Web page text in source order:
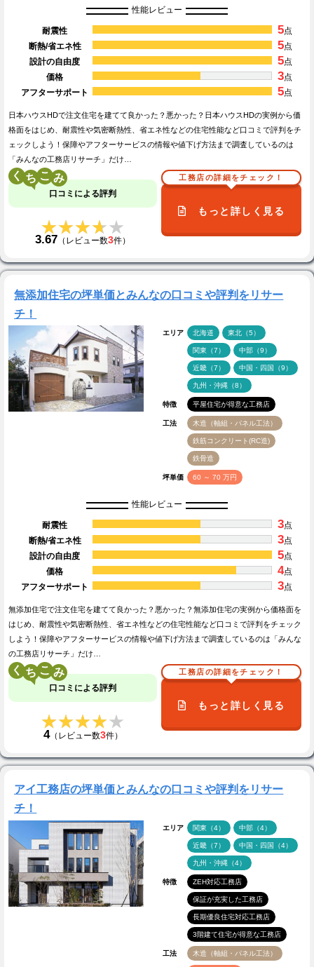
性能レビュー
耐震性 5点
断熱/省エネ性
5点
設計の自由度
5点
価格
3点
アフターサポート
5点
日本ハウスHDで注文住宅を建てて良かった？悪かった？日本ハウスHDの実例から価
格面をはじめ、耐震性や気密断熱性、省エネ性などの住宅性能など口コミで評判をチ
ェックしよう！保障やアフターサービスの情報や値下げ方法まで調査しているのは
「みんなの工務店リサーチ」だけ…
く こ
口コミによる評判
★★★★★
★★★★★
3.67 （レビュー数3件）
工務店の詳細をチェック！
もっと詳しく見る
無添加住宅の坪単価とみんなの口コミや評判をリサー
チ！
エリア 北海道 東北（5）
関東（7） 中部（9）
近畿（7） 中国・四国（9）
九州・沖縄（8）
特徴 平屋住宅が得意な工務店
工法 木造（軸組・パネル工法）
鉄筋コンクリート(RC造)
鉄骨造
坪単価 60 ～ 70 万円
性能レビュー
耐震性 3点
断熱/省エネ性
3点
設計の自由度
5点
価格
4点
アフターサポート
3点
無添加住宅で注文住宅を建てて良かった？悪かった？無添加住宅の実例から価格面を
はじめ、耐震性や気密断熱性、省エネ性などの住宅性能など口コミで評判をチェック
しよう！保障やアフターサービスの情報や値下げ方法まで調査しているのは「みんな
の工務店リサーチ」だけ…
く こ
口コミによる評判
★★★★★
★★★★★
4（レビュー数3件）
工務店の詳細をチェック！
もっと詳しく見る
アイ工務店の坪単価とみんなの口コミや評判をリサー
チ！
エリア 関東（4） 中部（4）
近畿（7） 中国・四国（4）
九州・沖縄（4）
特徴 ZEH対応工務店
保証が充実した工務店
長期優良住宅対応工務店
3階建て住宅が得意な工務店
工法 木造（軸組・パネル工法）